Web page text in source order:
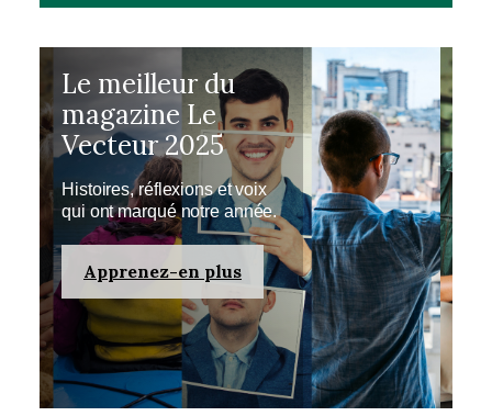
Le meilleur du
magazine Le
Vecteur 2025
Histoires, réflexions et voix
qui ont marqué notre année.
Apprenez-en plus